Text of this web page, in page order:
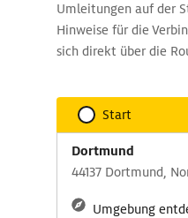
Umleitungen auf der
Hinweise für die
sich direkt über die
Start
Dortmund
44137 Dortmund,
Umgebung